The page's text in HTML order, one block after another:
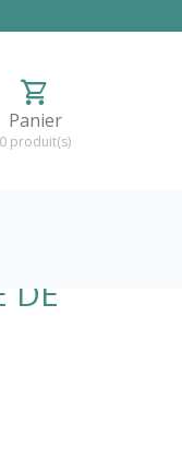
Panier
0 produit(s)
DE